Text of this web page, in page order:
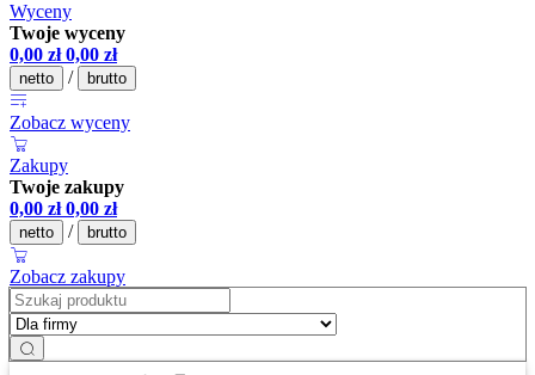
Wyceny
Twoje wyceny
0,00 zł 0,00 zł
netto / brutto
Zobacz wyceny
Zakupy
Twoje zakupy
0,00 zł 0,00 zł
netto / brutto
Zobacz zakupy